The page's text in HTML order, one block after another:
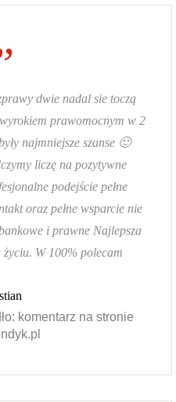
dwie nadal sie toczą
prawomocnym w 2
najmniejsze szanse 🙂
liczę na pozytywne
podejście pełne
oraz pełne wsparcie nie
i prawne Najlepsza
życiu. W 100% polecam
komentarz na stronie